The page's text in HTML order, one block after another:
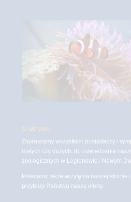
O witrynie
Zapraszamy wszystkich posiadaczy i
małych czy dużych, do odwiedzenia
zoologicznych w Legionowie i Nowym
Polecamy także wizytę na naszej stronie
przybliży Państwu naszą ofertę.